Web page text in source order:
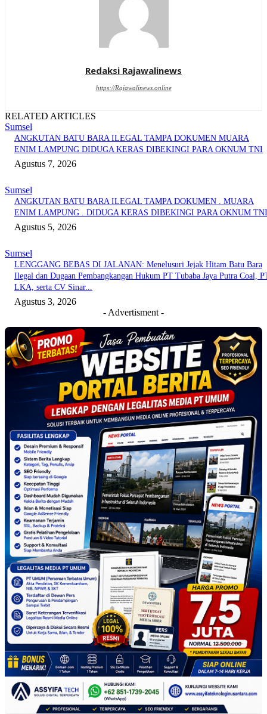
Redaksi Rajawalinews
https://Rajawalinews.online
RELATED ARTICLES
Sumsel
ANGKUTAN BATU BARA ILEGAL TAMPA DOKUMEN MUARA
ENIM LAMPUNG DIDUGA KERAS DIBEKINGI PARA OKNUM TNI
Agustus 7, 2026
Sumsel
ANGKUTAN BATU BARA ILEGAL TAMPA DOKUMEN . MUARA
ENIM LAMPUNG . DIDUGA KERAS DIBEKINGI PARA OKNUM TNI
Agustus 5, 2026
Sumsel
LENGGANG BEBAS DI JALANAN: Menelusuri Jejak Hitam Batu Bara
Ilegal dan Dugaan Pembangkangan Hukum PT Tubaba Jaya Putra Coal,
LKA, serta CV Sinar...
Agustus 3, 2026
- Advertisment -